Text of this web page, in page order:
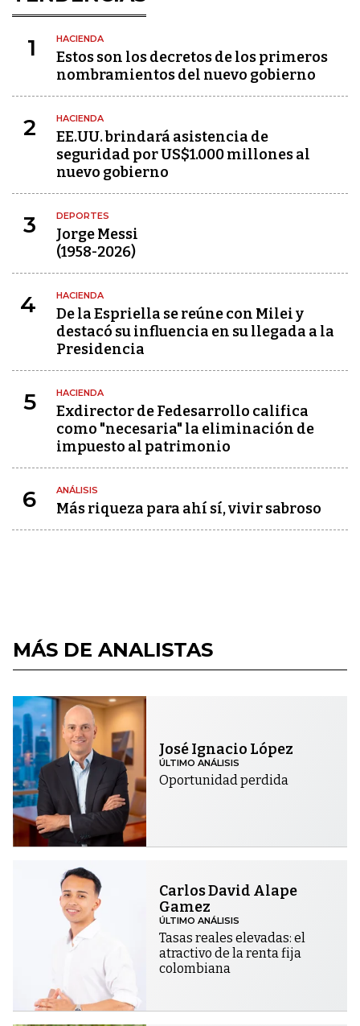
1 HACIENDA
Estos son los decretos de los primeros
nombramientos del nuevo gobierno
2 HACIENDA
EE.UU. brindará asistencia de
seguridad por US$1.000 millones al
nuevo gobierno
3 DEPORTES
Jorge Messi
(1958-2026)
4 HACIENDA
De la Espriella se reúne con Milei y
destacó su influencia en su llegada a la
Presidencia
5 HACIENDA
Exdirector de Fedesarrollo califica
como "necesaria" la eliminación de
impuesto al patrimonio
6 ANÁLISIS
Más riqueza para ahí sí, vivir sabroso
MÁS DE ANALISTAS
José Ignacio López
ÚLTIMO ANÁLISIS
Oportunidad perdida
Carlos David Alape
Gamez
ÚLTIMO ANÁLISIS
Tasas reales elevadas: el
atractivo de la renta fija
colombiana